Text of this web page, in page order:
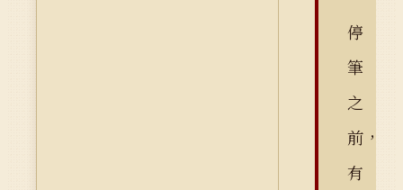
停
筆
之
前，
有